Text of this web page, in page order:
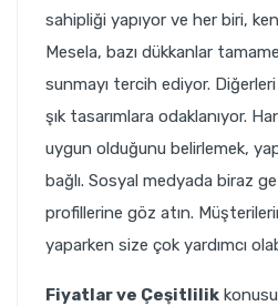
sahipliği yapıyor ve her biri,
Mesela, bazı dükkanlar
sunmayı tercih ediyor.
şık tasarımlara odaklanıyor.
uygun olduğunu belirlemek,
bağlı. Sosyal medyada biraz
profillerine göz atın.
yaparken size çok yardımcı
Fiyatlar ve Çeşitlilik